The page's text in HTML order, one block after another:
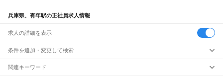
兵庫県、有年駅の正社員求人情報
求人の詳細を表示
条件を追加・変更して検索
市区町村を追加・変更
関連キーワード